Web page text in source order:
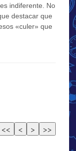
indiferente. No
destacar que
«culer» que